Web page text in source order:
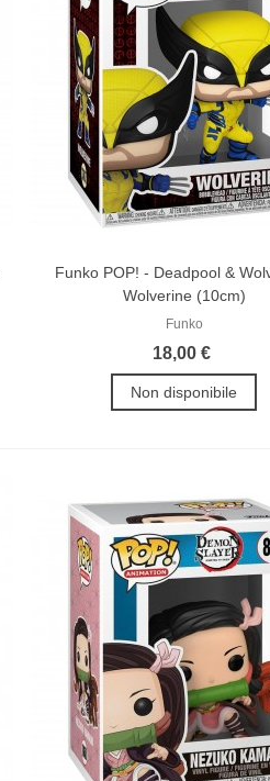
Funko POP! - Deadpool &
Wolverine (10cm)
Funko
18,00 €
Non disponibile